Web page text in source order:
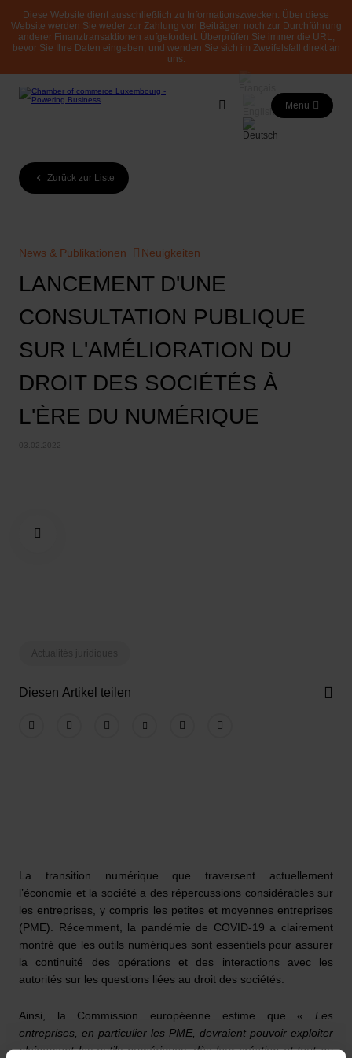
Diese Website dient ausschließlich zu Informationszwecken. Über diese
Website werden Sie weder zur Zahlung von Beiträgen noch zur Durchführung
anderer Finanztransaktionen aufgefordert. Überprüfen Sie immer die URL,
bevor Sie Ihre Daten eingeben, und wenden Sie sich im Zweifelsfall direkt an
uns.
Menü
Zurück zur Liste
News & Publikationen Neuigkeiten
LANCEMENT D'UNE
CONSULTATION PUBLIQUE
SUR L'AMÉLIORATION DU
DROIT DES SOCIÉTÉS À
L'ÈRE DU NUMÉRIQUE
03.02.2022
Actualités juridiques
Diesen Artikel teilen
La transition numérique que traversent actuellement
l’économie et la société a des répercussions considérables sur
les entreprises, y compris les petites et moyennes entreprises
(PME). Récemment, la pandémie de COVID-19 a clairement
montré que les outils numériques sont essentiels pour assurer
la continuité des opérations et des interactions avec les
autorités sur les questions liées au droit des sociétés.
Ainsi, la Commission européenne estime que « Les
entreprises, en particulier les PME, devraient pouvoir exploiter
pleinement les outils numériques, dès leur création et tout au